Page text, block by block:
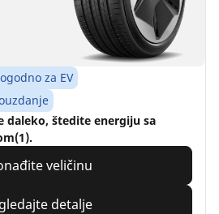
za EV
daleko, štedite energiju sa
veličinu
detalje